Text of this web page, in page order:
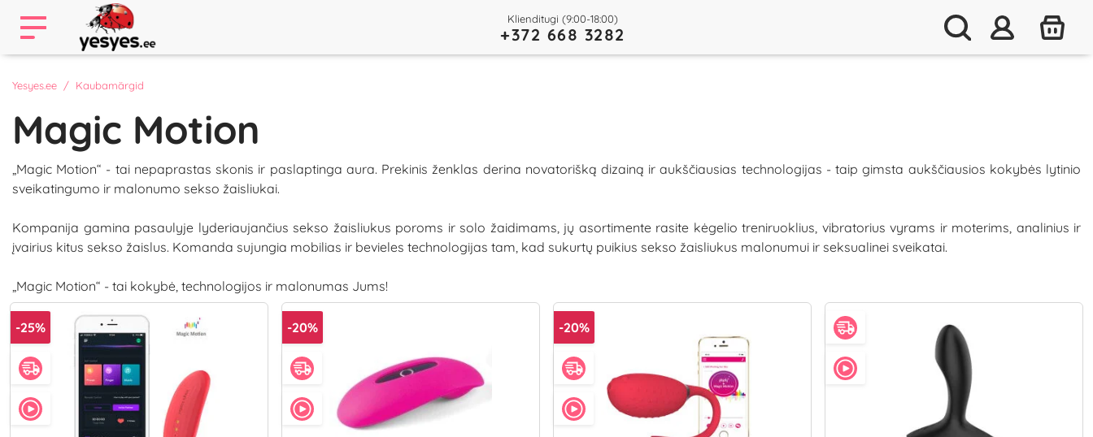
Klienditugi (9:00-18:00)
+372 668 3282
Yesyes.ee Kaubamärgid
Magic Motion
„Magic Motion“ - tai nepaprastas skonis ir paslaptinga aura. Prekinis ženklas derina novatorišką dizainą ir aukščiausias technologijas - taip gimsta aukščiausios kokybės lytinio
sveikatingumo ir malonumo sekso žaisliukai.
Kompanija gamina pasaulyje lyderiaujančius sekso žaisliukus poroms ir solo žaidimams, jų asortimente rasite kėgelio treniruoklius, vibratorius vyrams ir moterims, analinius ir
įvairius kitus sekso žaislus. Komanda sujungia mobilias ir bevieles technologijas tam, kad sukurtų puikius sekso žaisliukus malonumui ir seksualinei sveikatai.
„Magic Motion“ - tai kokybė, technologijos ir malonumas Jums!
-25% -20% -20%